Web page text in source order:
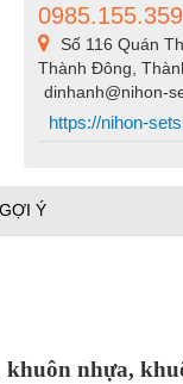
0985.155.359
Số 116 Quán
Thành Đông,
dinhanh@nihon-
https://nihon-
Ý
khuôn nhựa,